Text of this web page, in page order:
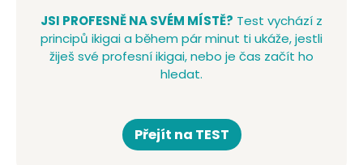
JSI PROFESNĚ NA SVÉM MÍSTĚ? Test vychází z
principů ikigai a během pár minut ti ukáže, jestli
žiješ své profesní ikigai, nebo je čas začít ho
hledat.
Přejít na TEST